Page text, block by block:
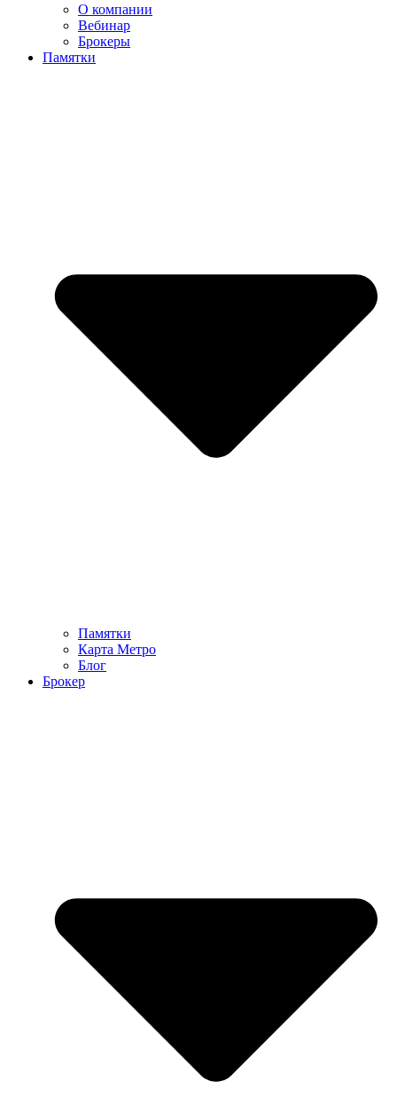
О компании
Вебинар
Брокеры
Памятки
Памятки
Карта Метро
Блог
Брокер